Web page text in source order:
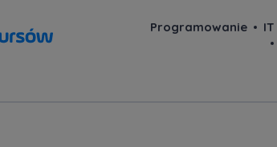
Programowanie